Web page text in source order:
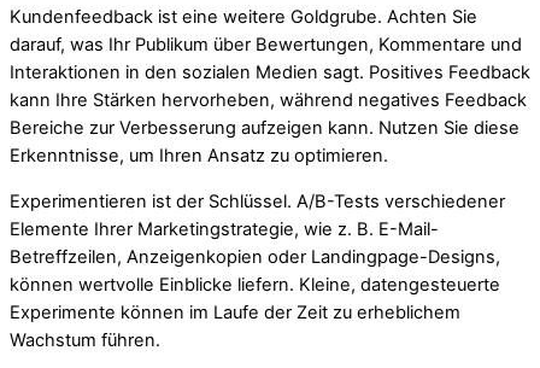
Kundenfeedback ist eine weitere Goldgrube. Achten Sie
darauf, was Ihr Publikum über Bewertungen, Kommentare und
Interaktionen in den sozialen Medien sagt. Positives Feedback
kann Ihre Stärken hervorheben, während negatives Feedback
Bereiche zur Verbesserung aufzeigen kann. Nutzen Sie diese
Erkenntnisse, um Ihren Ansatz zu optimieren.
Experimentieren ist der Schlüssel. A/B-Tests verschiedener
Elemente Ihrer Marketingstrategie, wie z. B. E-Mail-
Betreffzeilen, Anzeigenkopien oder Landingpage-Designs,
können wertvolle Einblicke liefern. Kleine, datengesteuerte
Experimente können im Laufe der Zeit zu erheblichem
Wachstum führen.